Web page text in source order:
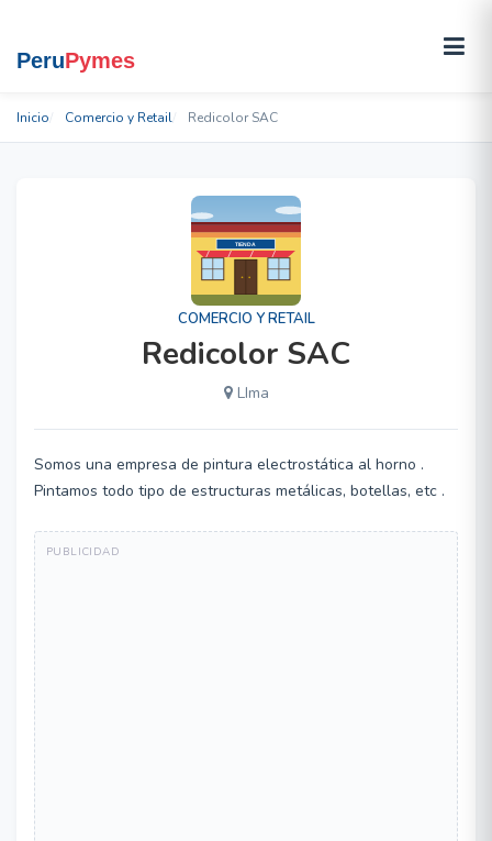
Inicio Comercio y Retail Redicolor SAC
COMERCIO Y RETAIL
Redicolor SAC
LIma
Somos una empresa de pintura electrostática al horno .
Pintamos todo tipo de estructuras metálicas, botellas, etc .